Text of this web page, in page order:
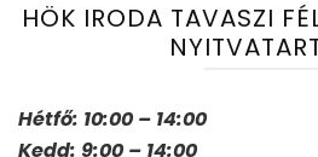
HÖK IRODA TAVASZI
Hétfő: 10:00 – 14:00
Kedd: 9:00 – 14:00